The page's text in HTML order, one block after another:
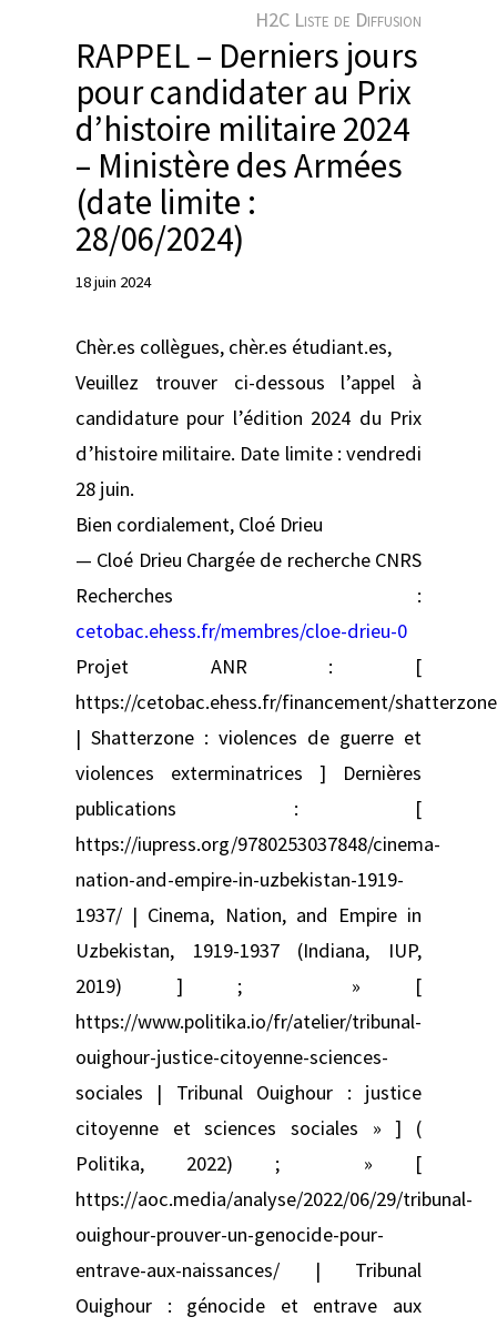
r
H2C Liste de Diffusion
RAPPEL – Derniers jours
pour candidater au Prix
d’histoire militaire 2024
– Ministère des Armées
(date limite :
28/06/2024)
18 juin 2024
Chèr.es collègues, chèr.es étudiant.es,
Veuillez trouver ci-dessous l’appel à
candidature pour l’édition 2024 du Prix
d’histoire militaire. Date limite : vendredi
28 juin.
Bien cordialement, Cloé Drieu
— Cloé Drieu Chargée de recherche CNRS
Recherches :
cetobac.ehess.fr/membres/cloe-drieu-0
Projet ANR : [
https://cetobac.ehess.fr/financement/shatterzone
| Shatterzone : violences de guerre et
violences exterminatrices ] Dernières
publications : [
https://iupress.org/9780253037848/cinema-
nation-and-empire-in-uzbekistan-1919-
1937/ | Cinema, Nation, and Empire in
Uzbekistan, 1919-1937 (Indiana, IUP,
2019) ] ; » [
https://www.politika.io/fr/atelier/tribunal-
ouighour-justice-citoyenne-sciences-
sociales | Tribunal Ouighour : justice
citoyenne et sciences sociales » ] (
Politika, 2022) ; » [
https://aoc.media/analyse/2022/06/29/tribunal-
ouighour-prouver-un-genocide-pour-
entrave-aux-naissances/ | Tribunal
Ouighour : génocide et entrave aux